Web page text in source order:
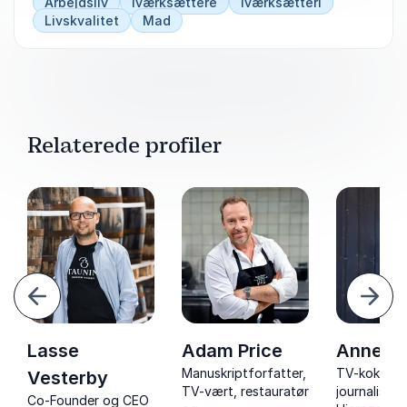
Han er stadig en aktiv del af hverdagen i
MEYERS og grænselandet mellem
formålstematikken i jeres strategi.
Livskvalitet
Mad
Relaterede profiler
Lasse
Vesterby
Co-Founder og CEO
Adam Price
Manuskriptforfatter,
TV-vært, restauratør
Anne
TV-kok,
journalist,